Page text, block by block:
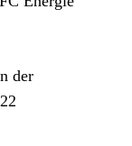
der